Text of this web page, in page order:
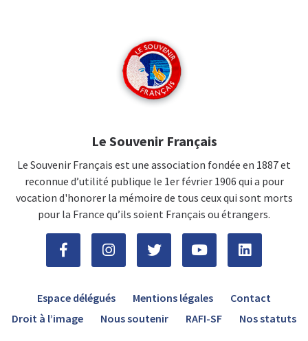
Le Souvenir Français
Le Souvenir Français est une association fondée en 1887 et
reconnue d’utilité publique le 1er février 1906 qui a pour
vocation d'honorer la mémoire de tous ceux qui sont morts
pour la France qu’ils soient Français ou étrangers.
Espace délégués Mentions légales
Contact
Droit à l’image
Nous soutenir RAFI-SF Nos statuts